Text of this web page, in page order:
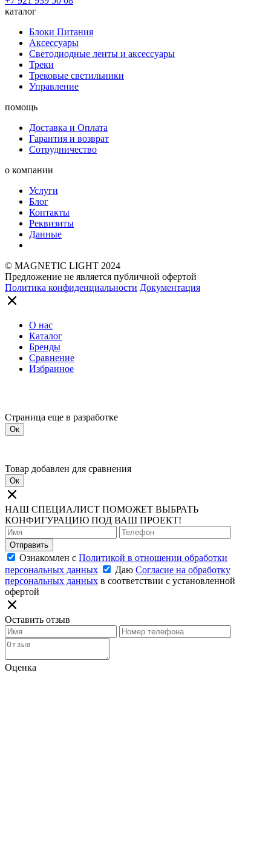
каталог
Блоки Питания
Аксессуары
Светодиодные ленты и аксессуары
Треки
Трековые светильники
Управление
помощь
Доставка и Оплата
Гарантия и возврат
Сотрудничество
о компании
Услуги
Блог
Контакты
Реквизиты
Данные
© MAGNETIC LIGHT 2024
Предложение не является публичной офертой
Политика конфиденциальности Документация
О нас
Каталог
Бренды
Сравнение
Избранное
Страница еще в разработке
Ок
Товар добавлен для сравнения
Ок
НАШ СПЕЦИАЛИСТ ПОМОЖЕТ ВЫБРАТЬ
КОНФИГУРАЦИЮ ПОД ВАШ ПРОЕКТ!
Отправить
Ознакомлен с Политикой в отношении обработки
персональных данных
Даю Согласие на обработку
персональных данных в соответствии с установленной
офертой
Оставить отзыв
Оценка